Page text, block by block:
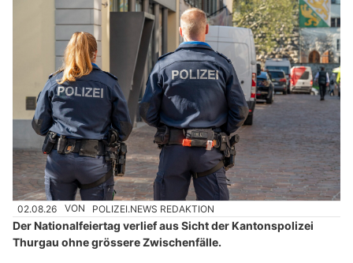
02.08.26 VON POLIZEI.NEWS REDAKTION
Der Nationalfeiertag verlief aus Sicht der Kantonspolizei
Thurgau ohne grössere Zwischenfälle.